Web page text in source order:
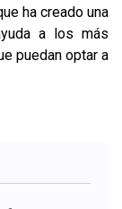
ha creado una
a los más
puedan optar a